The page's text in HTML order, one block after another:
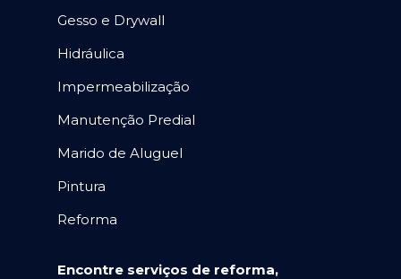
Gesso e Drywall
Hidráulica
Impermeabilização
Manutenção Predial
Marido de Aluguel
Pintura
Reforma
Encontre serviços de reforma,